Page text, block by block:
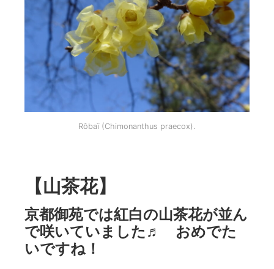
Rôbaï (Chimonanthus praecox).
【山茶花】
京都御苑では紅白の山茶花が並ん
で咲いていました♬ おめでた
いですね！